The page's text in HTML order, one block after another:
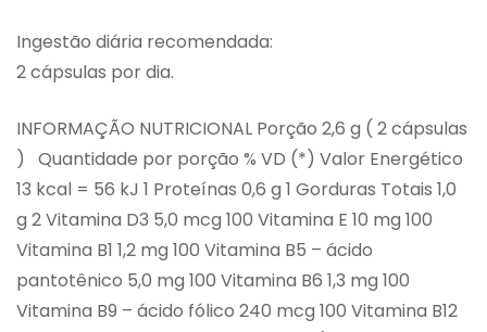
Ingestão diária recomendada:
2 cápsulas por dia.
INFORMAÇÃO NUTRICIONAL Porção 2,6 g ( 2 cápsulas
) Quantidade por porção % VD (*) Valor Energético
13 kcal = 56 kJ 1 Proteínas 0,6 g 1 Gorduras Totais 1,0
g 2 Vitamina D3 5,0 mcg 100 Vitamina E 10 mg 100
Vitamina B1 1,2 mg 100 Vitamina B5 – ácido
pantotênico 5,0 mg 100 Vitamina B6 1,3 mg 100
Vitamina B9 – ácido fólico 240 mcg 100 Vitamina B12